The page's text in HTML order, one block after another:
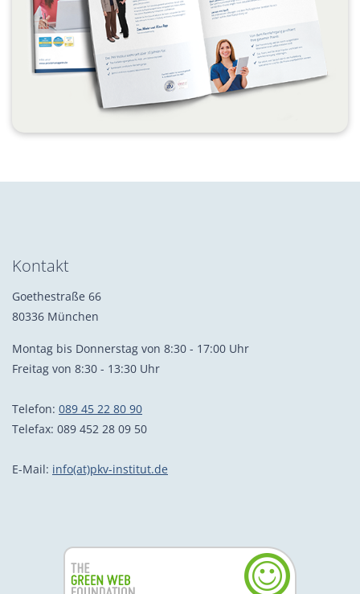
Kontakt
Goethestraße 66
80336 München
Montag bis Donnerstag von 8:30 - 17:00 Uhr
Freitag von 8:30 - 13:30 Uhr
Telefon: 089 45 22 80 90
Telefax: 089 452 28 09 50
E-Mail: info(at)pkv-institut.de